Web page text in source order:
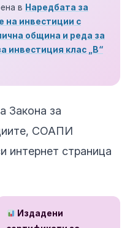
в Наредбата за
на инвестиции с
община и реда за
инвестиция клас „В“
Закона за
СОАПИ
интернет страница
Издадени